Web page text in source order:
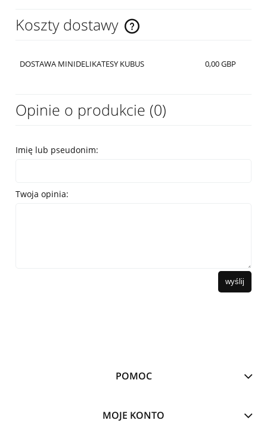
Koszty dostawy
Cena nie zawiera ewentualnych kosztów płatności
DOSTAWA MINIDELIKATESY KUBUS 0,00 GBP
Opinie o produkcie (0)
Imię lub pseudonim:
Twoja opinia:
wyślij
POMOC
MOJE KONTO